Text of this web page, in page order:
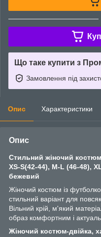
Що таке купити з
Замовлення під
Опис Характеристики
Опис
Стильний жіночий
XS-S(42-44), M-L (46-48),
бежевий
Жіночий костюм із
стильний варіант для
Вільний крій, м'який
образ комфортним і
Жіночий костюм-двійка,